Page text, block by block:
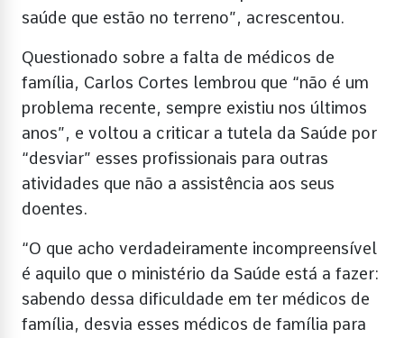
saúde que estão no terreno”, acrescentou.
Questionado sobre a falta de médicos de
família, Carlos Cortes lembrou que “não é um
problema recente, sempre existiu nos últimos
anos”, e voltou a criticar a tutela da Saúde por
“desviar” esses profissionais para outras
atividades que não a assistência aos seus
doentes.
“O que acho verdadeiramente incompreensível
é aquilo que o ministério da Saúde está a fazer:
sabendo dessa dificuldade em ter médicos de
família, desvia esses médicos de família para